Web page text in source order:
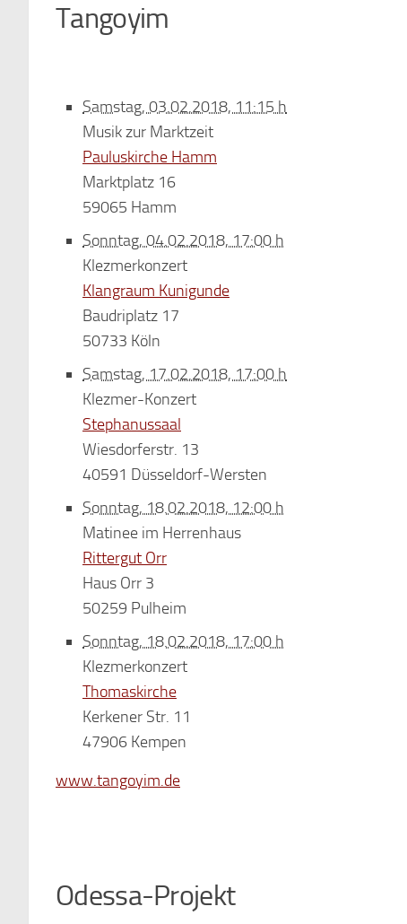
Tangoyim
Samstag, 03.02.2018, 11:15 h
Musik zur Marktzeit
Pauluskirche Hamm
Marktplatz 16
59065 Hamm
Sonntag, 04.02.2018, 17:00 h
Klezmerkonzert
Klangraum Kunigunde
Baudriplatz 17
50733 Köln
Samstag, 17.02.2018, 17:00 h
Klezmer-Konzert
Stephanussaal
Wiesdorferstr. 13
40591 Düsseldorf-Wersten
Sonntag, 18.02.2018, 12:00 h
Matinee im Herrenhaus
Rittergut Orr
Haus Orr 3
50259 Pulheim
Sonntag, 18.02.2018, 17:00 h
Klezmerkonzert
Thomaskirche
Kerkener Str. 11
47906 Kempen
www.tangoyim.de
Odessa-Projekt